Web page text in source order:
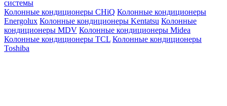
системы
Колонные кондиционеры CHiQ Колонные кондиционеры
Energolux Колонные кондиционеры Kentatsu Колонные
кондиционеры MDV Колонные кондиционеры Midea
Колонные кондиционеры TCL Колонные кондиционеры
Toshiba